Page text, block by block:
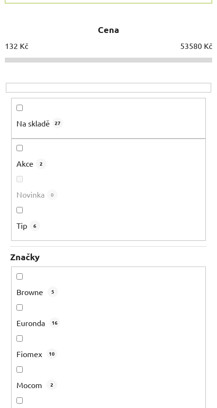
z
í
p
o
d
Cena
132 Kč 53580 Kč
Na skladě 27
Akce 2
Novinka 0
Tip 6
Značky
Browne 5
Euronda 16
Fiomex 10
Mocom 2